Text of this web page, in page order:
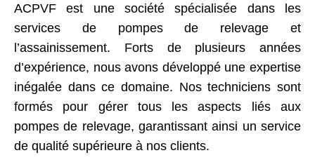
ACPVF est une société spécialisée dans les
services de pompes de relevage et
l’assainissement. Forts de plusieurs années
d’expérience, nous avons développé une expertise
inégalée dans ce domaine. Nos techniciens sont
formés pour gérer tous les aspects liés aux
pompes de relevage, garantissant ainsi un service
de qualité supérieure à nos clients.